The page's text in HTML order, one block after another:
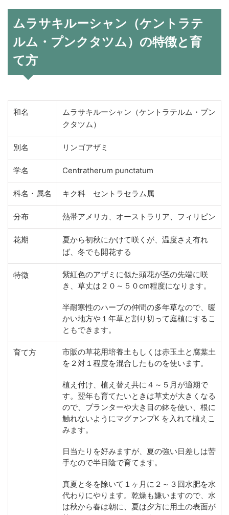
ムラサキルーシャン（ケントラテ
ルム・プンクタツム）の特徴と育
て方
和名
ムラサキルーシャン（ケントラテルム・プン
クタツム）
別名 リンゴアザミ
学名 Centratherum punctatum
科名・属名 キク科 セントラセラム属
分布 熱帯アメリカ、オーストラリア、フィリピン
花期
夏から初秋にかけて咲くが、温度さえ有れ
ば、冬でも開花する
特徴
紫紅色のアザミに似た頭花が茎の先端に咲
き、草丈は２０～５０cm程度になります。
半耐寒性のハーブの仲間の多年草なので、暖
かい地方や１年草と割り切って庭植にするこ
ともできます。
育て方
市販の草花用培養土もしくは赤玉土と腐葉土
を２対１程度を混合したものを使います。
植え付け、植え替え共に４～５月が適期で
す。翌年も育てたいときは草丈が大きくなる
ので、プランターや大き目の鉢を使い、根に
触れないようにマグァンプK を入れて植えこ
みます。
日当たりを好みますが、夏の強い日差しは苦
手なので半日陰で育てます。
真夏と冬を除いて１ヶ月に２～３回水肥を水
代わりにやります。乾燥も嫌いますので、水
は秋から春は朝に、夏は夕方に用土の表面が